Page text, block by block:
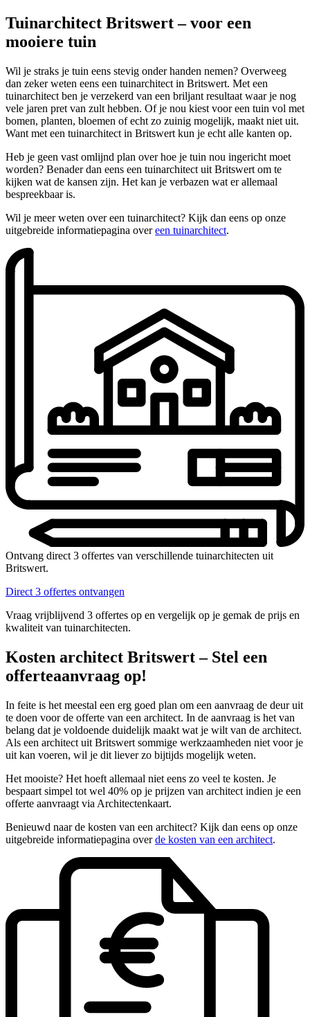
Tuinarchitect Britswert – voor een
mooiere tuin
Wil je straks je tuin eens stevig onder handen nemen? Overweeg
dan zeker weten eens een tuinarchitect in Britswert. Met een
tuinarchitect ben je verzekerd van een briljant resultaat waar je nog
vele jaren pret van zult hebben. Of je nou kiest voor een tuin vol met
bomen, planten, bloemen of echt zo zuinig mogelijk, maakt niet uit.
Want met een tuinarchitect in Britswert kun je echt alle kanten op.
Heb je geen vast omlijnd plan over hoe je tuin nou ingericht moet
worden? Benader dan eens een tuinarchitect uit Britswert om te
kijken wat de kansen zijn. Het kan je verbazen wat er allemaal
bespreekbaar is.
Wil je meer weten over een tuinarchitect? Kijk dan eens op onze
uitgebreide informatiepagina overeen tuinarchitect.
Ontvang direct 3 offertes van verschillende tuinarchitecten uit
Britswert.
Direct 3 offertes ontvangen
Vraag vrijblijvend 3 offertes op en vergelijk op je gemak de prijs en
kwaliteit van tuinarchitecten.
Kosten architect Britswert – Stel een
offerteaanvraag op!
In feite is het meestal een erg goed plan om een aanvraag de deur uit
te doen voor de offerte van een architect. In de aanvraag is het van
belang dat je voldoende duidelijk maakt wat je wilt van de architect.
Als een architect uit Britswert sommige werkzaamheden niet voor je
uit kan voeren, wil je dit liever zo bijtijds mogelijk weten.
Het mooiste? Het hoeft allemaal niet eens zo veel te kosten. Je
bespaart simpel tot wel 40% op je prijzen van architect indien je een
offerte aanvraagt via Architectenkaart.
Benieuwd naar de kosten van een architect? Kijk dan eens op onze
uitgebreide informatiepagina overde kosten van een architect.